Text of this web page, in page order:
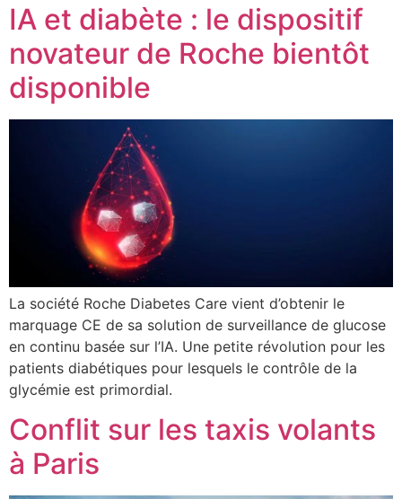
IA et diabète : le dispositif
novateur de Roche bientôt
disponible
La société Roche Diabetes Care vient d’obtenir le
marquage CE de sa solution de surveillance de glucose
en continu basée sur l’IA. Une petite révolution pour les
patients diabétiques pour lesquels le contrôle de la
glycémie est primordial.
Conflit sur les taxis volants
à Paris